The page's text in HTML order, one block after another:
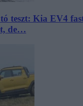
teszt: Kia EV4
de…